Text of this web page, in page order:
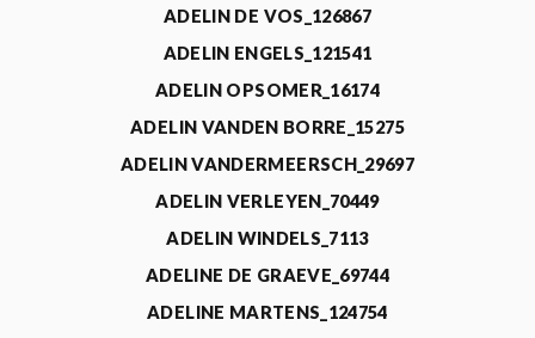
ADELIN DE VOS_126867
ADELIN ENGELS_121541
ADELIN OPSOMER_16174
ADELIN VANDEN BORRE_15275
ADELIN VANDERMEERSCH_29697
ADELIN VERLEYEN_70449
ADELIN WINDELS_7113
ADELINE DE GRAEVE_69744
ADELINE MARTENS_124754